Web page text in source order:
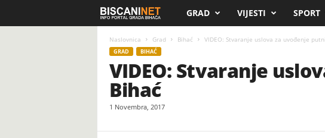
i
s
GRAD VIJESTI SPORT
Naslovnica Grad Bihać VIDEO: Stvaranje uslova za uvođenje
GRAD BIHAĆ
VIDEO: Stvaranje
Bihać
1 Novembra, 2017